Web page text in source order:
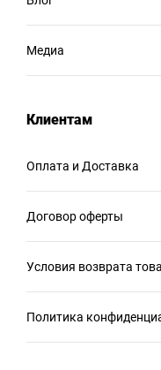
Медиа
Клиентам
Оплата и Доставка
Договор оферты
Условия возврата
Политика